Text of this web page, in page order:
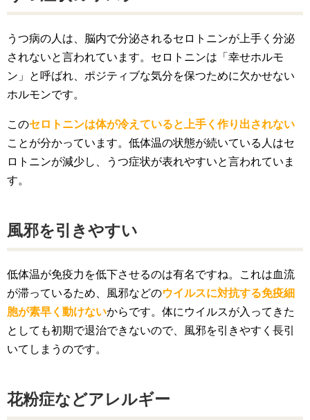
うつ病の人は、脳内で分泌されるセロトニンが上手く分泌
されないと言われています。セロトニンは「幸せホルモ
ン」と呼ばれ、ポジティブな気分を保つために欠かせない
ホルモンです。
このセロトニンは体が冷えていると上手く作り出されない
ことが分かっています。低体温の状態が続いている人はセ
ロトニンが減少し、うつ症状が表れやすいと言われていま
す。
風邪を引きやすい
低体温が免疫力を低下させるのは有名ですね。これは血流
が滞っているため、風邪などのウイルスに対抗する免疫細
胞が素早く動けないからです。体にウイルスが入ってきた
としても初期で退治できないので、風邪を引きやすく長引
いてしまうのです。
花粉症などアレルギー